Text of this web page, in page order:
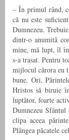
– În primul rând,
că nu este
Dumnezeu.
dintr-o anumită
mine, mă lupt, îl
s-a trasat. Pentru
mijlocul cărora eu
bune. Ori,
Hristos să biruie
luptător, foarte
Dumnezeu Sfântul
clipa aceea
Plângea păcatele